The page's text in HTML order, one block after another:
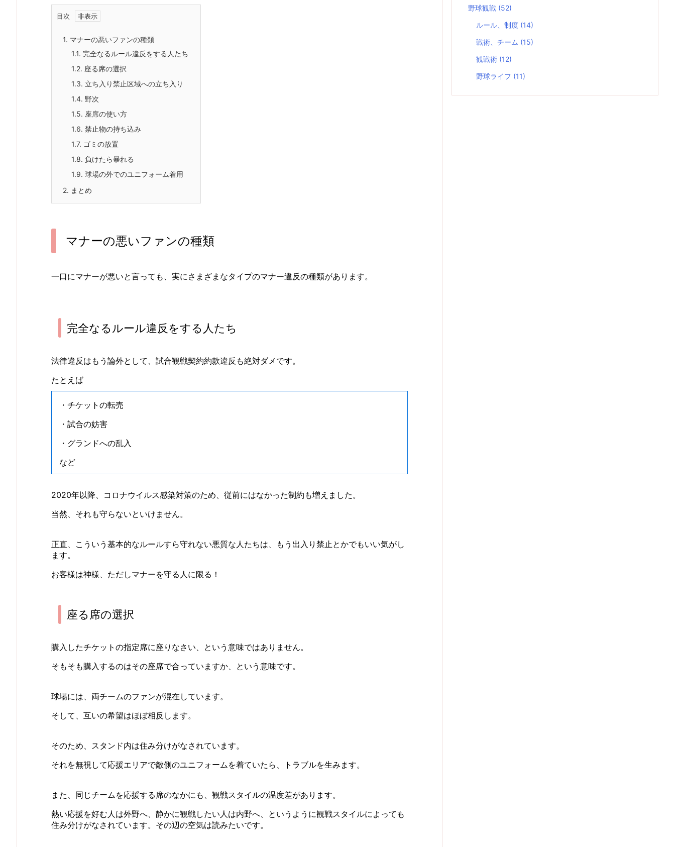
目次
1. マナーの悪いファンの種類
1.1. 完全なるルール違反をする人たち
1.2. 座る席の選択
1.3. 立ち入り禁止区域への立ち入り
1.4. 野次
1.5. 座席の使い方
1.6. 禁止物の持ち込み
1.7. ゴミの放置
1.8. 負けたら暴れる
1.9. 球場の外でのユニフォーム着用
2. まとめ
マナーの悪いファンの種類
一口にマナーが悪いと言っても、実にさまざまなタイプのマナー違反の種類があります。
完全なるルール違反をする人たち
法律違反はもう論外として、試合観戦契約約款違反も絶対ダメです。
たとえば
・チケットの転売
・試合の妨害
・グランドへの乱入
など
2020年以降、コロナウイルス感染対策のため、従前にはなかった制約も増えました。
当然、それも守らないといけません。
正直、こういう基本的なルールすら守れない悪質な人たちは、もう出入り禁止とかでもいい気がし
ます。
お客様は神様、ただしマナーを守る人に限る！
座る席の選択
購入したチケットの指定席に座りなさい、という意味ではありません。
そもそも購入するのはその座席で合っていますか、という意味です。
球場には、両チームのファンが混在しています。
そして、互いの希望はほぼ相反します。
そのため、スタンド内は住み分けがなされています。
それを無視して応援エリアで敵側のユニフォームを着ていたら、トラブルを生みます。
また、同じチームを応援する席のなかにも、観戦スタイルの温度差があります。
熱い応援を好む人は外野へ、静かに観戦したい人は内野へ、というように観戦スタイルによっても
住み分けがなされています。その辺の空気は読みたいです。
野球観戦 (52)
ルール、制度 (14)
戦術、チーム (15)
観戦術 (12)
野球ライフ (11)